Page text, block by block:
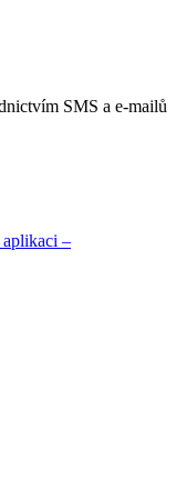
SMS a e-mailů
–